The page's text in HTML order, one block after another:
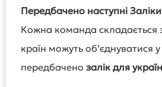
Передбачено наступні
Кожна команда складається
країн можуть
передбачено залік для